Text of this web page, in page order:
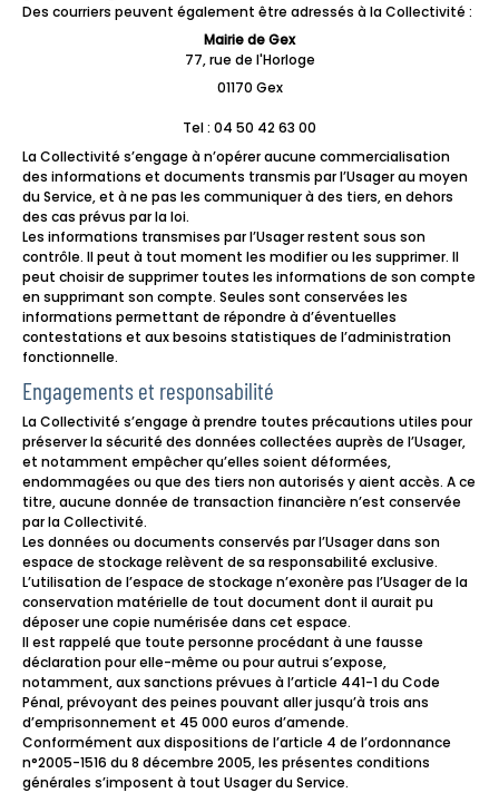
Des courriers peuvent également être adressés à la Collectivité :
Mairie de Gex
77, rue de l'Horloge
01170 Gex
Tel : 04 50 42 63 00
La Collectivité s’engage à n’opérer aucune commercialisation
des informations et documents transmis par l’Usager au moyen
du Service, et à ne pas les communiquer à des tiers, en dehors
des cas prévus par la loi.
Les informations transmises par l’Usager restent sous son
contrôle. Il peut à tout moment les modifier ou les supprimer. Il
peut choisir de supprimer toutes les informations de son compte
en supprimant son compte. Seules sont conservées les
informations permettant de répondre à d’éventuelles
contestations et aux besoins statistiques de l’administration
fonctionnelle.
Engagements et responsabilité
La Collectivité s’engage à prendre toutes précautions utiles pour
préserver la sécurité des données collectées auprès de l’Usager,
et notamment empêcher qu’elles soient déformées,
endommagées ou que des tiers non autorisés y aient accès. A ce
titre, aucune donnée de transaction financière n’est conservée
par la Collectivité.
Les données ou documents conservés par l’Usager dans son
espace de stockage relèvent de sa responsabilité exclusive.
L’utilisation de l’espace de stockage n’exonère pas l’Usager de la
conservation matérielle de tout document dont il aurait pu
déposer une copie numérisée dans cet espace.
Il est rappelé que toute personne procédant à une fausse
déclaration pour elle-même ou pour autrui s’expose,
notamment, aux sanctions prévues à l’article 441-1 du Code
Pénal, prévoyant des peines pouvant aller jusqu’à trois ans
d’emprisonnement et 45 000 euros d’amende.
Conformément aux dispositions de l’article 4 de l’ordonnance
n°2005-1516 du 8 décembre 2005, les présentes conditions
générales s’imposent à tout Usager du Service.